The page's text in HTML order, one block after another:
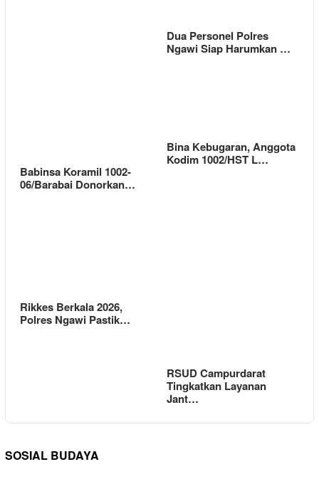
Dua Personel Polres
Ngawi Siap Harumkan …
Babinsa Koramil 1002-
06/Barabai Donorkan…
Bina Kebugaran, Anggota
Kodim 1002/HST L…
Rikkes Berkala 2026,
Polres Ngawi Pastik…
RSUD Campurdarat
Tingkatkan Layanan
Jant…
SOSIAL BUDAYA